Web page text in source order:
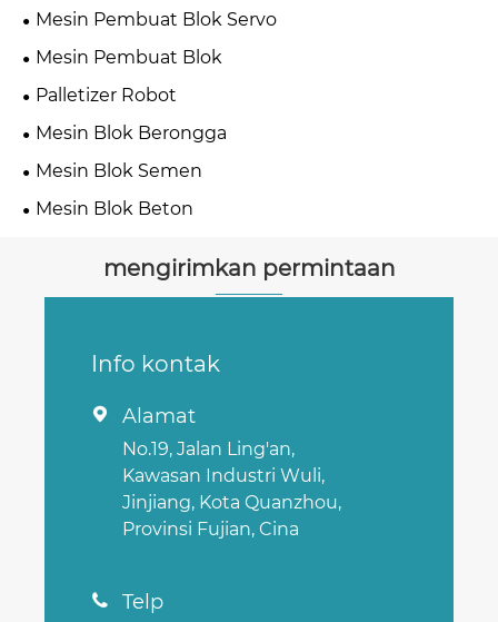
Mesin Pembuat Blok Servo
Mesin Pembuat Blok
Palletizer Robot
Mesin Blok Berongga
Mesin Blok Semen
Mesin Blok Beton
mengirimkan permintaan
Info kontak
 Alamat
No.19, Jalan Ling'an,
Kawasan Industri Wuli,
Jinjiang, Kota Quanzhou,
Provinsi Fujian, Cina
 Telp